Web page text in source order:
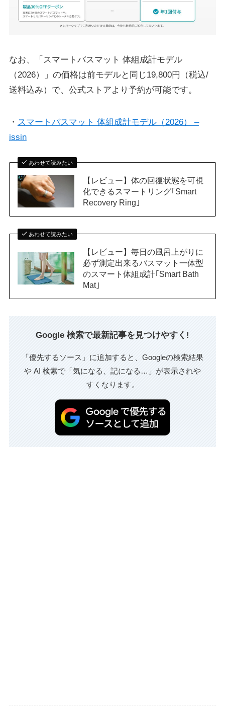
なお、「スマートバスマット 体組成計モデル
（2026）」の価格は前モデルと同じ19,800円（税込/
送料込み）で、公式ストアより予約が可能です。
・ スマートバスマット 体組成計モデル（2026） –
issin
あわせて読みたい
【レビュー】体の回復状態を可視
化できるスマートリング｢Smart
Recovery Ring｣
あわせて読みたい
【レビュー】毎日の風呂上がりに
必ず測定出来るバスマット一体型
のスマート体組成計｢Smart Bath
Mat｣
Google 検索で最新記事を見つけやすく!
「優先するソース」に追加すると、Googleの検索結果
や AI 検索で「気になる、記になる…」が表示されや
すくなります。